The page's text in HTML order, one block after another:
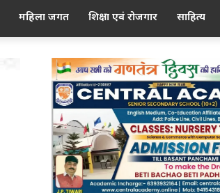
महिला जगत शिक्षा एवं रोजगार साहित्य